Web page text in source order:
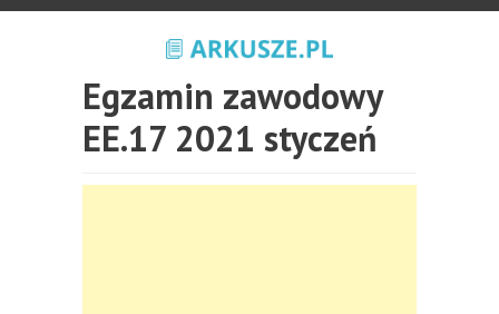
Egzamin zawodowy
EE.17 2021 styczeń